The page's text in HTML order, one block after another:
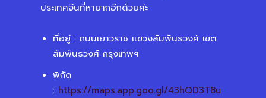
ประเทศจีนที่หายากอีกด้วยค่ะ
ที่อยู่ : ถนนเยาวราช แขวงสัมพันธวงศ์ เขต
สัมพันธวงศ์ กรุงเทพฯ
พิกัด
: https://maps.app.goo.gl/43hQD3T8u